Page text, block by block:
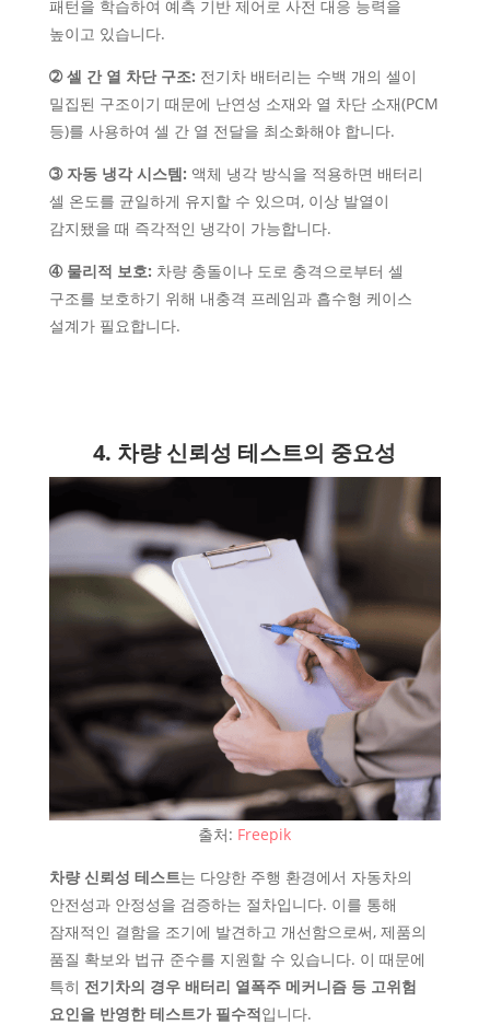
패턴을 학습하여 예측 기반 제어로 사전 대응 능력을
높이고 있습니다.
➁ 셀 간 열 차단 구조: 전기차 배터리는 수백 개의 셀이
밀집된 구조이기 때문에 난연성 소재와 열 차단 소재(PCM
등)를 사용하여 셀 간 열 전달을 최소화해야 합니다.
➂ 자동 냉각 시스템: 액체 냉각 방식을 적용하면 배터리
셀 온도를 균일하게 유지할 수 있으며, 이상 발열이
감지됐을 때 즉각적인 냉각이 가능합니다.
➃ 물리적 보호: 차량 충돌이나 도로 충격으로부터 셀
구조를 보호하기 위해 내충격 프레임과 흡수형 케이스
설계가 필요합니다.
4. 차량 신뢰성 테스트의 중요성
출처: Freepik
차량 신뢰성 테스트는 다양한 주행 환경에서 자동차의
안전성과 안정성을 검증하는 절차입니다. 이를 통해
잠재적인 결함을 조기에 발견하고 개선함으로써, 제품의
품질 확보와 법규 준수를 지원할 수 있습니다. 이 때문에
특히 전기차의 경우 배터리 열폭주 메커니즘 등 고위험
요인을 반영한 테스트가 필수적입니다.